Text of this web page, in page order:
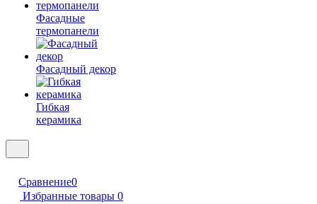
Фасадные
термопанели
Фасадный декор
Гибкая
керамика
Сравнение0
Избранные товары 0